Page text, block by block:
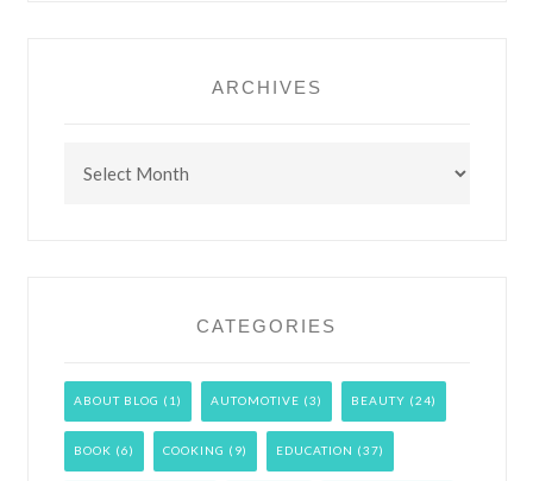
ARCHIVES
CATEGORIES
ABOUT BLOG (1) AUTOMOTIVE (3) BEAUTY (24)
BOOK (6) COOKING (9) EDUCATION (37)